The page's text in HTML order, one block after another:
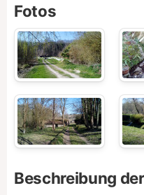
Fotos
Beschreibung